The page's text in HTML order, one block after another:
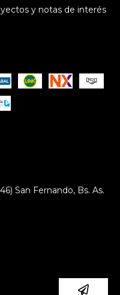
y notas de interés
San Fernando, Bs. As.